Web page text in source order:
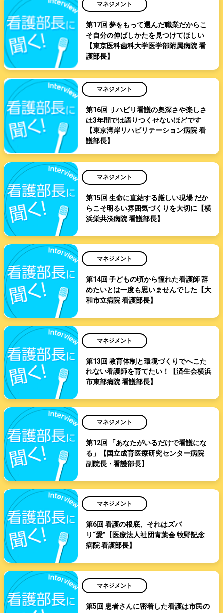
マネジメント
第17回 夢をもって選んだ職業だからこ
そ自分の伸ばしかたを見つけてほしい
【東京医科歯科大学医学部附属病院 看
護部長】
マネジメント
第16回 リハビリ看護の奥深さや楽しさ
は3年間では語りつくせないほどです
【東京湾岸リハビリテーション病院 看
護部長】
マネジメント
第15回 生命に直結する厳しい現場 だか
らこそ明るい雰囲気づくりを大切に【横
浜栄共済病院 看護部長】
マネジメント
第14回 子どもの頃から憧れた看護師 辞
めたいとは一度も思いませんでした【大
和市立病院 看護部長】
マネジメント
第13回 教育体制と環境づくりでへこた
れない看護師を育てたい！【済生会横浜
市東部病院 看護部長】
マネジメント
第12回 「あなたがいるだけで看護にな
る」【国立成育医療研究センター病院
副院長・看護部長】
マネジメント
第6回 看護の根底、それはズバ
リ“愛”【医療法人社団青葉会 牧野記念
病院 看護部長】
マネジメント
第5回 患者さんに密着した看護は市民の